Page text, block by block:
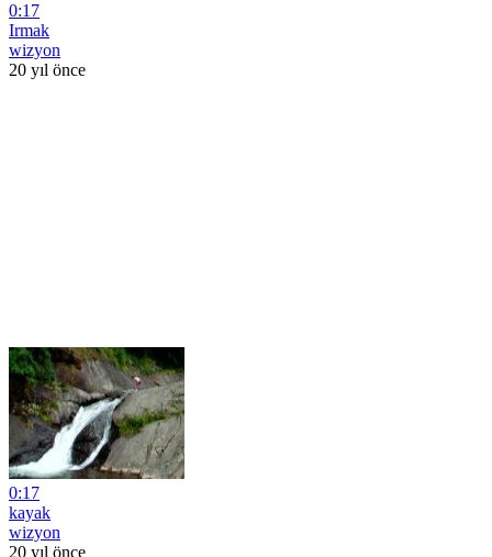
0:17
Irmak
wizyon
20 yıl önce
0:17
kayak
wizyon
20 yıl önce